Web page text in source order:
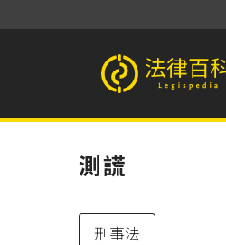
法律百科
測謊
刑事法